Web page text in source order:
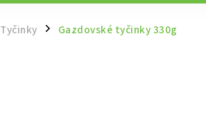
Tyčinky / Gazdovské tyčinky 330g